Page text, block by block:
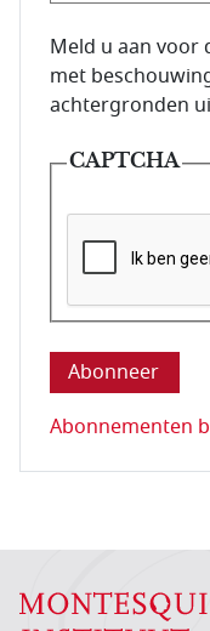
E-mailadres van
Meld u aan voor
met
achtergronden
CAPTCHA
Deze vraag is
Abonnementen